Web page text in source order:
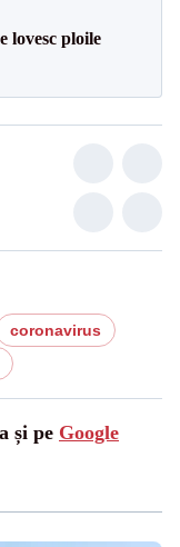
lovesc ploile
coronavirus
și pe Google